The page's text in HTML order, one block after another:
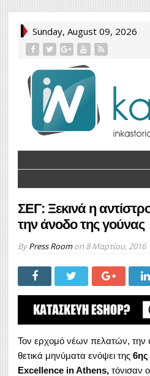
Sunday, August 09, 2026
ΣΕΓ: Ξεκινά η
την άνοδο της γούνας
ByPress Roomon 8 Μαρτίου, 2016
Τον ερχομό νέων πελατών, την
θετικά μηνύματα ενόψει της
Excellence in Athens, τόνισαν